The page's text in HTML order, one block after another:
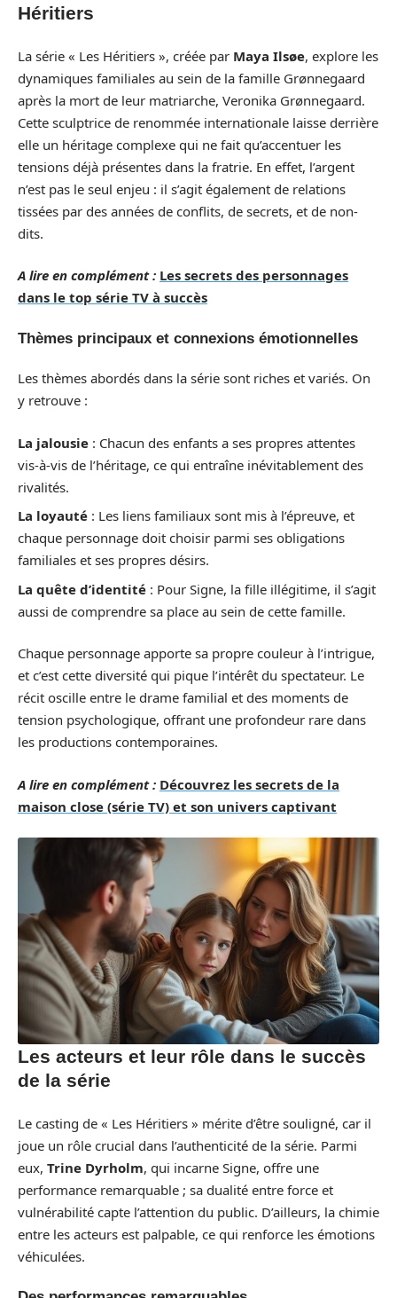
Héritiers
La série « Les Héritiers », créée par Maya Ilsøe, explore les
dynamiques familiales au sein de la famille Grønnegaard
après la mort de leur matriarche, Veronika Grønnegaard.
Cette sculptrice de renommée internationale laisse derrière
elle un héritage complexe qui ne fait qu’accentuer les
tensions déjà présentes dans la fratrie. En effet, l’argent
n’est pas le seul enjeu : il s’agit également de relations
tissées par des années de conflits, de secrets, et de non-
dits.
A lire en complément : Les secrets des personnages
dans le top série TV à succès
Thèmes principaux et connexions émotionnelles
Les thèmes abordés dans la série sont riches et variés. On
y retrouve :
La jalousie : Chacun des enfants a ses propres attentes
vis-à-vis de l’héritage, ce qui entraîne inévitablement des
rivalités.
La loyauté : Les liens familiaux sont mis à l’épreuve, et
chaque personnage doit choisir parmi ses obligations
familiales et ses propres désirs.
La quête d’identité : Pour Signe, la fille illégitime, il s’agit
aussi de comprendre sa place au sein de cette famille.
Chaque personnage apporte sa propre couleur à l’intrigue,
et c’est cette diversité qui pique l’intérêt du spectateur. Le
récit oscille entre le drame familial et des moments de
tension psychologique, offrant une profondeur rare dans
les productions contemporaines.
A lire en complément : Découvrez les secrets de la
maison close (série TV) et son univers captivant
Les acteurs et leur rôle dans le succès
de la série
Le casting de « Les Héritiers » mérite d’être souligné, car il
joue un rôle crucial dans l’authenticité de la série. Parmi
eux, Trine Dyrholm, qui incarne Signe, offre une
performance remarquable ; sa dualité entre force et
vulnérabilité capte l’attention du public. D’ailleurs, la chimie
entre les acteurs est palpable, ce qui renforce les émotions
véhiculées.